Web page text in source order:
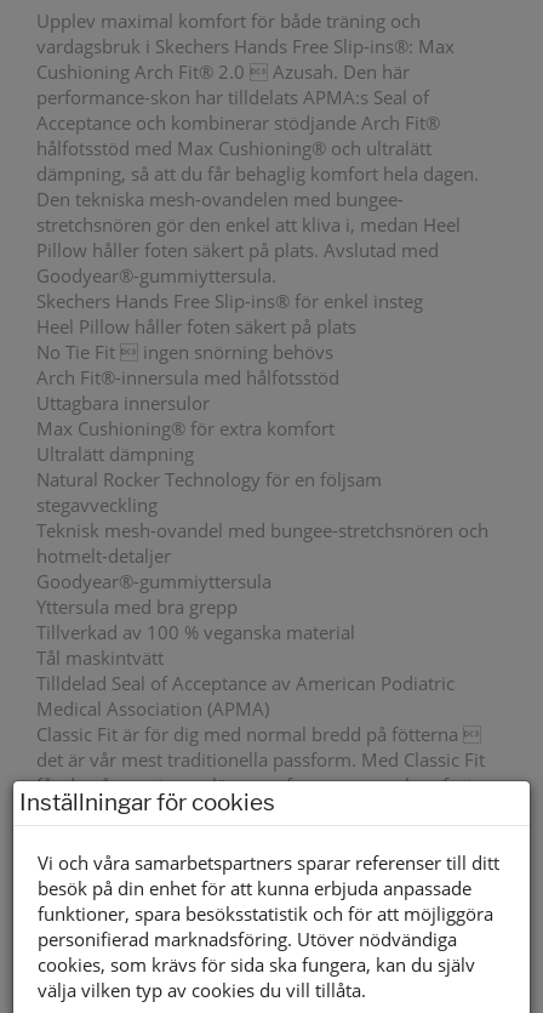
Upplev maximal komfort för både träning och
vardagsbruk i Skechers Hands Free Slip-ins®: Max
Cushioning Arch Fit® 2.0  Azusah. Den här
performance-skon har tilldelats APMA:s Seal of
Acceptance och kombinerar stödjande Arch Fit®
hålfotsstöd med Max Cushioning® och ultralätt
dämpning, så att du får behaglig komfort hela dagen.
Den tekniska mesh-ovandelen med bungee-
stretchsnören gör den enkel att kliva i, medan Heel
Pillow håller foten säkert på plats. Avslutad med
Goodyear®-gummiyttersula.
Skechers Hands Free Slip-ins® för enkel insteg
Heel Pillow håller foten säkert på plats
No Tie Fit  ingen snörning behövs
Arch Fit®-innersula med hålfotsstöd
Uttagbara innersulor
Max Cushioning® för extra komfort
Ultralätt dämpning
Natural Rocker Technology för en följsam
stegavveckling
Teknisk mesh-ovandel med bungee-stretchsnören och
hotmelt-detaljer
Goodyear®-gummiyttersula
Yttersula med bra grepp
Tillverkad av 100 % veganska material
Tål maskintvätt
Tilldelad Seal of Acceptance av American Podiatric
Medical Association (APMA)
Classic Fit är för dig med normal bredd på fötterna 
det är vår mest traditionella passform. Med Classic Fit
får du vår mest populära passform som ger komfort
hela dagen.
Om dina fötter har normal bredd men ändå behöver
välbefinnande och komfort är Classic Fit rätt passform
för dig.
Yttersula material Gummi
Innersula material Textil/Syntet
Inställningar för cookies
Vi och våra samarbetspartners sparar referenser till ditt
besök på din enhet för att kunna erbjuda anpassade
funktioner, spara besöksstatistik och för att möjliggöra
personifierad marknadsföring. Utöver nödvändiga
cookies, som krävs för sida ska fungera, kan du själv
välja vilken typ av cookies du vill tillåta.